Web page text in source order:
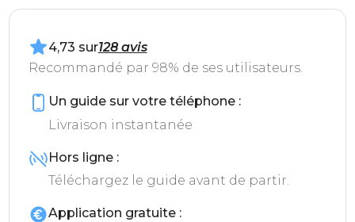
4,73 sur128 avis
Recommandé par 98% de ses utilisateurs.
Un guide sur votre téléphone :
Livraison instantanée
Hors ligne :
Téléchargez le guide avant de partir.
Application gratuite :